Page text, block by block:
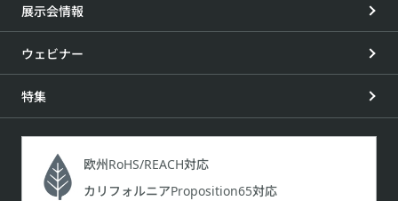
展示会情報
ウェビナー
特集
欧州RoHS/REACH対応
カリフォルニアProposition65対応